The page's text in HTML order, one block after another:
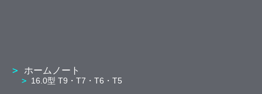
ホームノート
16.0型 T9・T7・T6・T5